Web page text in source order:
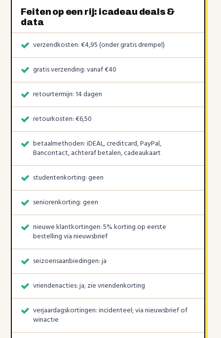
Feiten op een rij: icadeau deals &
data
verzendkosten: €4,95 (onder gratis drempel)
gratis verzending: vanaf €40 ️
retourtermijn: 14 dagen
retourkosten: €6,50
betaalmethoden: iDEAL, creditcard, PayPal,
Bancontact, achteraf betalen, cadeaukaart
studentenkorting: geen
seniorenkorting: geen
nieuwe klantkortingen: 5% korting op eerste
bestelling via nieuwsbrief
seizoensaanbiedingen: ja
vriendenacties: ja; zie vriendenkorting
verjaardagskortingen: incidenteel; via nieuwsbrief of
winactie